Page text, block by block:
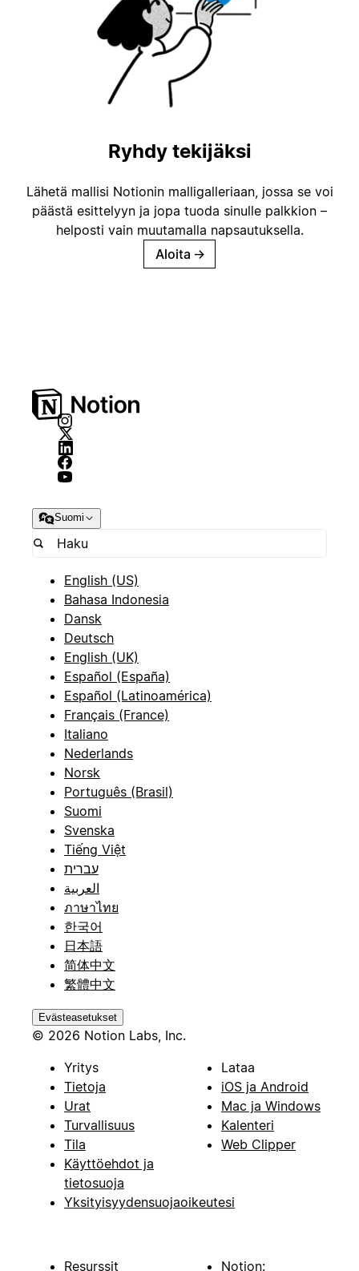
Ryhdy tekijäksi
Lähetä mallisi Notionin malligalleriaan, jossa se voi
päästä esittelyyn ja jopa tuoda sinulle palkkion –
helposti vain muutamalla napsautuksella.
Aloita →
Suomi
English (US)
Bahasa Indonesia
Dansk
Deutsch
English (UK)
Español (España)
Español (Latinoamérica)
Français (France)
Italiano
Nederlands
Norsk
Português (Brasil)
Suomi
Svenska
Tiếng Việt
עברית
العربية
ภาษาไทย
한국어
日本語
简体中文
繁體中文
Evästeasetukset
© 2026 Notion Labs, Inc.
Yritys
Tietoja
Urat
Turvallisuus
Tila
Käyttöehdot ja
tietosuoja
Yksityisyydensuojaoikeutesi
Lataa
iOS ja Android
Mac ja Windows
Kalenteri
Web Clipper
Resurssit Notion: